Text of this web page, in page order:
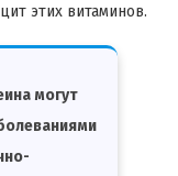
этих витаминов.
могут